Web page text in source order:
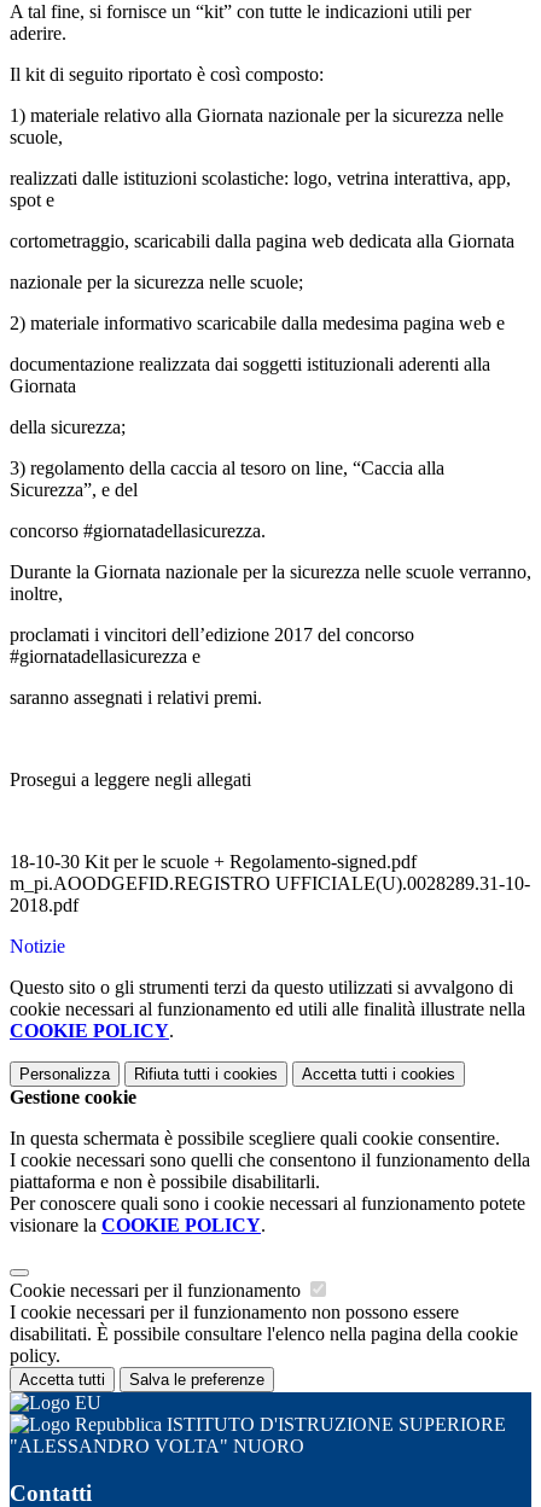
A tal fine, si fornisce un “kit” con tutte le indicazioni utili per
aderire.
Il kit di seguito riportato è così composto:
1) materiale relativo alla Giornata nazionale per la sicurezza nelle
scuole,
realizzati dalle istituzioni scolastiche: logo, vetrina interattiva, app,
spot e
cortometraggio, scaricabili dalla pagina web dedicata alla Giornata
nazionale per la sicurezza nelle scuole;
2) materiale informativo scaricabile dalla medesima pagina web e
documentazione realizzata dai soggetti istituzionali aderenti alla
Giornata
della sicurezza;
3) regolamento della caccia al tesoro on line, “Caccia alla
Sicurezza”, e del
concorso #giornatadellasicurezza.
Durante la Giornata nazionale per la sicurezza nelle scuole verranno,
inoltre,
proclamati i vincitori dell’edizione 2017 del concorso
#giornatadellasicurezza e
saranno assegnati i relativi premi.
Prosegui a leggere negli allegati
18-10-30 Kit per le scuole + Regolamento-signed.pdf
m_pi.AOODGEFID.REGISTRO UFFICIALE(U).0028289.31-10-
2018.pdf
Notizie
Questo sito o gli strumenti terzi da questo utilizzati si avvalgono di
cookie necessari al funzionamento ed utili alle finalità illustrate nella
COOKIE POLICY.
Personalizza Rifiuta tutti i cookies Accetta tutti i cookies
Gestione cookie
In questa schermata è possibile scegliere quali cookie consentire.
I cookie necessari sono quelli che consentono il funzionamento della
piattaforma e non è possibile disabilitarli.
Per conoscere quali sono i cookie necessari al funzionamento potete
visionare la COOKIE POLICY.
Cookie necessari per il funzionamento
I cookie necessari per il funzionamento non possono essere
disabilitati. È possibile consultare l'elenco nella pagina della cookie
policy.
Accetta tutti Salva le preferenze
ISTITUTO D'ISTRUZIONE SUPERIORE
"ALESSANDRO VOLTA" NUORO
Contatti